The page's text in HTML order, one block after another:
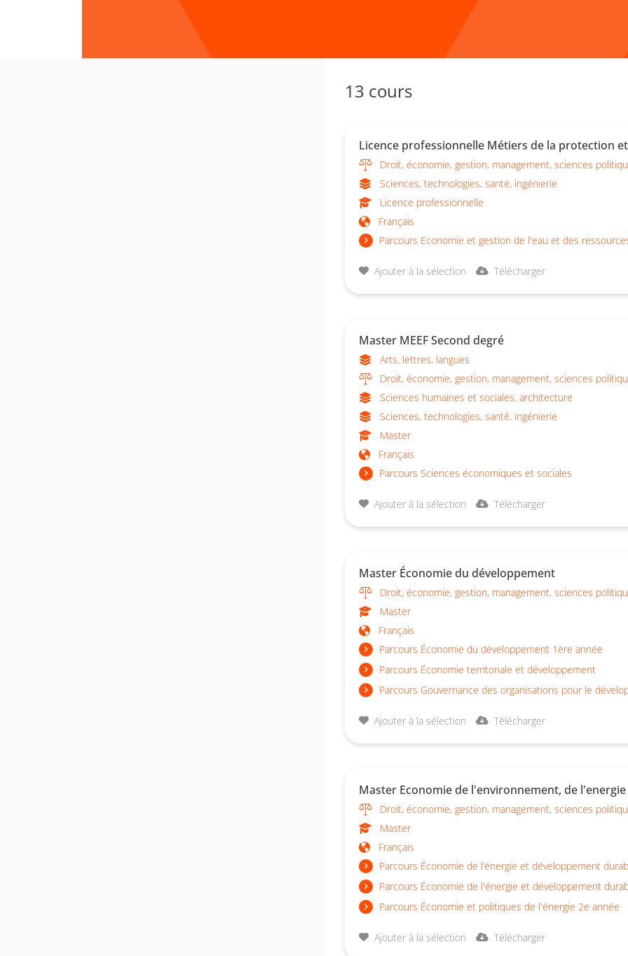
13 cours
Licence professionnelle Métiers de la protection
Droit, économie, gestion, management, sciences
Sciences, technologies, santé, ingénierie
Licence professionnelle
Français
Parcours Economie et gestion de l'eau et des
Ajouter à la sélection Télécharger
Master MEEF Second degré
Arts, lettres, langues
Droit, économie, gestion, management, sciences
Sciences humaines et sociales, architecture
Sciences, technologies, santé, ingénierie
Master
Français
Parcours Sciences économiques et sociales
Ajouter à la sélection Télécharger
Master Économie du développement
Droit, économie, gestion, management, sciences
Master
Français
Parcours Économie du développement 1ère année
Parcours Économie territoriale et développement
Parcours Gouvernance des organisations pour le
Ajouter à la sélection Télécharger
Master Economie de l'environnement, de
Droit, économie, gestion, management, sciences
Master
Français
Parcours Économie de l’énergie et développement
Parcours Économie de l'énergie et développement
Parcours Économie et politiques de l'énergie 2e année
Ajouter à la sélection Télécharger